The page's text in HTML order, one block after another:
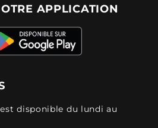
APPLICATION
disponible du lundi au